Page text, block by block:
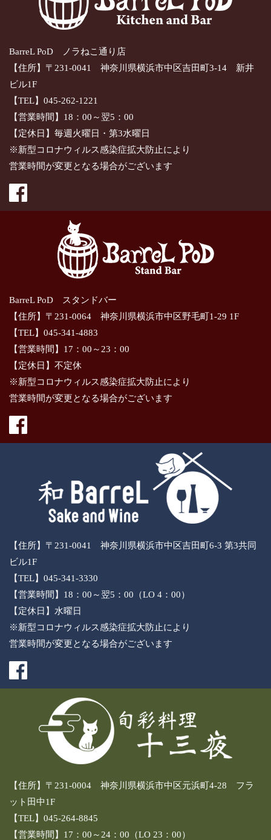
BarreL PoD ノラねこ通り店
【住所】〒231-0041 神奈川県横浜市中区吉田町3-14 新井
ビル1F
【TEL】045-262-1221
【営業時間】18：00～翌5：00
【定休日】毎週火曜日・第3水曜日
※新型コロナウィルス感染症拡大防止により
営業時間が変更となる場合がございます
BarreL PoD スタンドバー
【住所】〒231-0064 神奈川県横浜市中区野毛町1-29 1F
【TEL】045-341-4883
【営業時間】17：00～23：00
【定休日】不定休
※新型コロナウィルス感染症拡大防止により
営業時間が変更となる場合がございます
【住所】〒231-0041 神奈川県横浜市中区吉田町6-3 第3共同
ビル1F
【TEL】045-341-3330
【営業時間】18：00～翌5：00（LO 4：00）
【定休日】水曜日
※新型コロナウィルス感染症拡大防止により
営業時間が変更となる場合がございます
【住所】〒231-0004 神奈川県横浜市中区元浜町4-28 フラ
ット田中1F
【TEL】045-264-8845
【営業時間】17：00～24：00（LO 23：00）